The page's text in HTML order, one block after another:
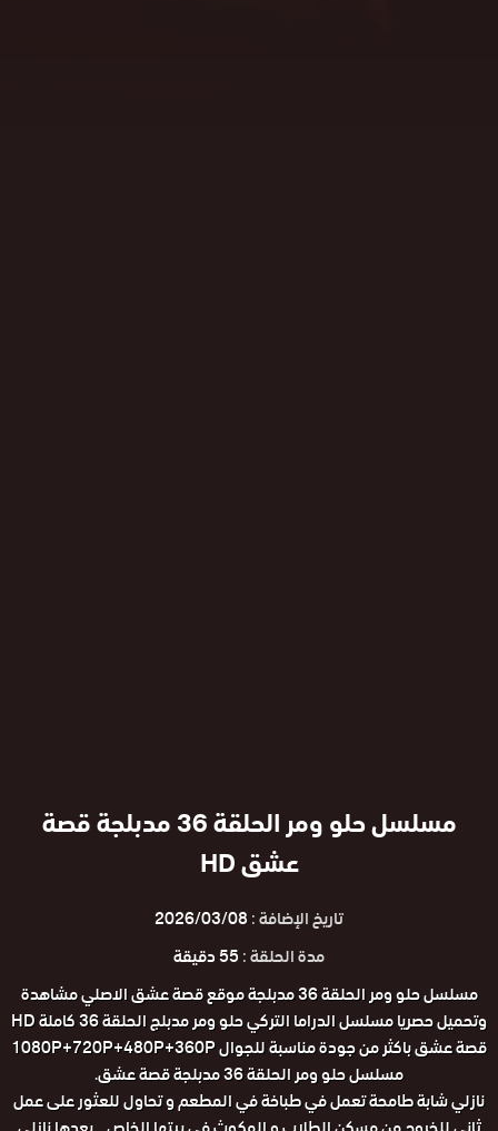
مسلسل حلو ومر الحلقة 36 مدبلجة قصة
عشق HD
تاريخ الإضافة :2026/03/08
مدة الحلقة :55 دقيقة
مسلسل حلو ومر الحلقة 36 مدبلجة موقع قصة عشق الاصلي مشاهدة
وتحميل حصريا مسلسل الدراما التركي حلو ومر مدبلج الحلقة 36 كاملة HD
قصة عشق باكثر من جودة مناسبة للجوال 1080P+720P+480P+360P
مسلسل حلو ومر الحلقة 36 مدبلجة قصة عشق.
نازلي شابة طامحة تعمل في طباخة في المطعم و تحاول للعثور على عمل